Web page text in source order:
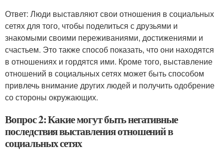
Ответ: Люди выставляют свои отношения в социальных
сетях для того, чтобы поделиться с друзьями и
знакомыми своими переживаниями, достижениями и
счастьем. Это также способ показать, что они находятся
в отношениях и гордятся ими. Кроме того, выставление
отношений в социальных сетях может быть способом
привлечь внимание других людей и получить одобрение
со стороны окружающих.
Вопрос 2: Какие могут быть негативные
последствия выставления отношений в
социальных сетях